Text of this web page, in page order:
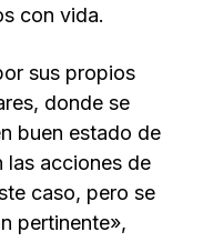
con vida.
sus propios
donde se
buen estado de
las acciones de
caso, pero se
pertinente»,